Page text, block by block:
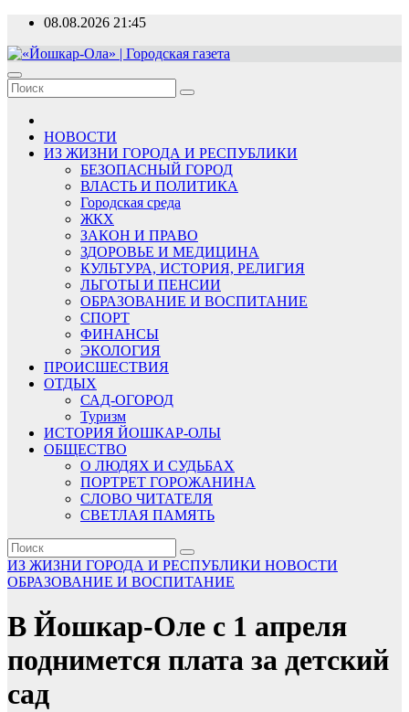
Перейти
содержимому
08.08.2026 21:45
«Йошкар-Ола» | Городская газета
Новости, события, люди
НОВОСТИ
ИЗ ЖИЗНИ ГОРОДА И РЕСПУБЛИКИ
БЕЗОПАСНЫЙ ГОРОД
ВЛАСТЬ И ПОЛИТИКА
Городская среда
ЖКХ
ЗАКОН И ПРАВО
ЗДОРОВЬЕ И МЕДИЦИНА
КУЛЬТУРА, ИСТОРИЯ, РЕЛИГИЯ
ЛЬГОТЫ И ПЕНСИИ
ОБРАЗОВАНИЕ И ВОСПИТАНИЕ
СПОРТ
ФИНАНСЫ
ЭКОЛОГИЯ
ПРОИСШЕСТВИЯ
ОТДЫХ
САД-ОГОРОД
Туризм
ИСТОРИЯ ЙОШКАР-ОЛЫ
ОБЩЕСТВО
О ЛЮДЯХ И СУДЬБАХ
ПОРТРЕТ ГОРОЖАНИНА
СЛОВО ЧИТАТЕЛЯ
СВЕТЛАЯ ПАМЯТЬ
ИЗ ЖИЗНИ ГОРОДА И РЕСПУБЛИКИ НОВОСТИ
ОБРАЗОВАНИЕ И ВОСПИТАНИЕ
В Йошкар-Оле с 1 апреля
поднимется плата за детский
сад